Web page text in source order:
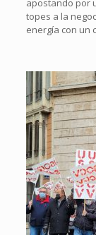
apostando por
topes a la
energía con un